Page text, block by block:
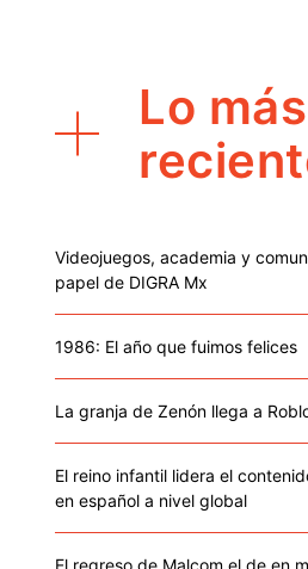
Lo más
Videojuegos, academia y
papel de DIGRA Mx
1986: El año que fuimos felices
La granja de Zenón llega a
El reino infantil lidera el
en español a nivel global
El regreso de Malcom el de en